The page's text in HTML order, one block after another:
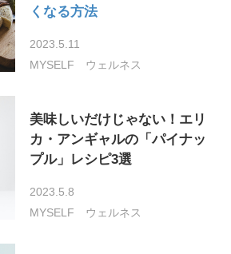
くなる方法
2023.5.11
MYSELF
ウェルネス
美味しいだけじゃない！エリ
カ・アンギャルの「パイナッ
プル」レシピ3選
2023.5.8
MYSELF
ウェルネス